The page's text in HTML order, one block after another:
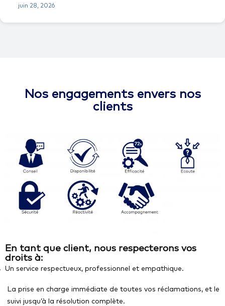
juin 28, 2026
Nos engagements envers nos
clients
En tant que client, nous respecterons vos
droits à:
Un service respectueux, professionnel et empathique.
La prise en charge immédiate de toutes vos réclamations, et le
suivi jusqu’à la résolution complète.